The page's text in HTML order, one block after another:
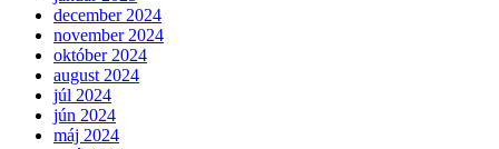
december 2024
november 2024
október 2024
august 2024
júl 2024
jún 2024
máj 2024